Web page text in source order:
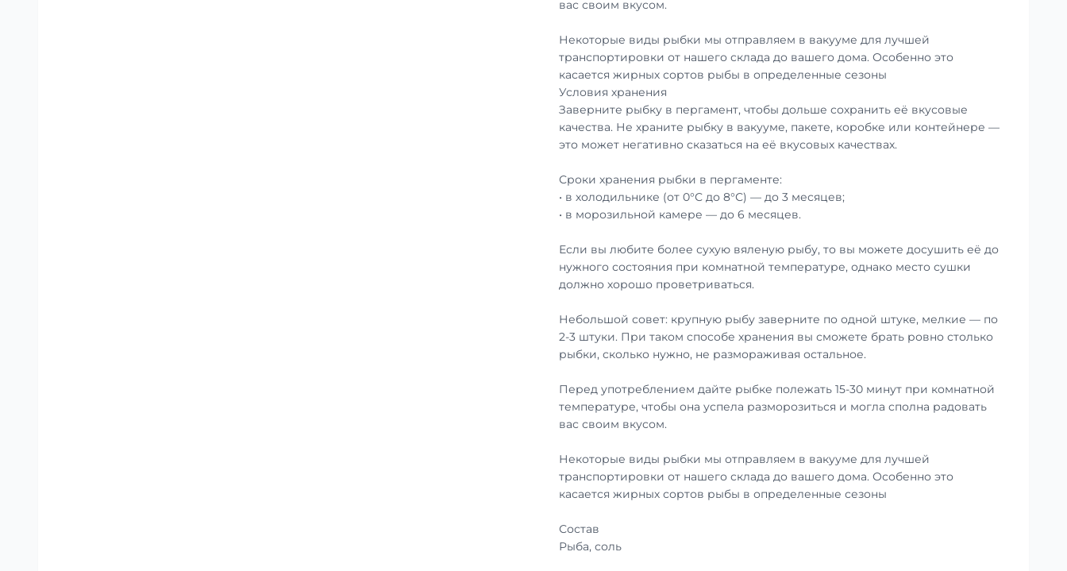
вас своим вкусом.
Некоторые виды рыбки мы отправляем в вакууме для лучшей
транспортировки от нашего склада до вашего дома. Особенно это
касается жирных сортов рыбы в определенные сезоны
Условия хранения
Заверните рыбку в пергамент, чтобы дольше сохранить её вкусовые
качества. Не храните рыбку в вакууме, пакете, коробке или контейнере —
это может негативно сказаться на её вкусовых качествах.
Сроки хранения рыбки в пергаменте:
• в холодильнике (от 0°С до 8°С) — до 3 месяцев;
• в морозильной камере — до 6 месяцев.
Если вы любите более сухую вяленую рыбу, то вы можете досушить её до
нужного состояния при комнатной температуре, однако место сушки
должно хорошо проветриваться.
Небольшой совет: крупную рыбу заверните по одной штуке, мелкие — по
2-3 штуки. При таком способе хранения вы сможете брать ровно столько
рыбки, сколько нужно, не размораживая остальное.
Перед употреблением дайте рыбке полежать 15-30 минут при комнатной
температуре, чтобы она успела разморозиться и могла сполна радовать
вас своим вкусом.
Некоторые виды рыбки мы отправляем в вакууме для лучшей
транспортировки от нашего склада до вашего дома. Особенно это
касается жирных сортов рыбы в определенные сезоны
Состав
Рыба, соль